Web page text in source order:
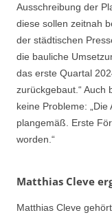
Ausschreibung der
diese sollen zeitnah
der städtischen
die bauliche
das erste Quartal
zurückgebaut.“ Auch
keine Probleme:
plangemäß. Erste
worden.“
Matthias Cleve
Matthias Cleve